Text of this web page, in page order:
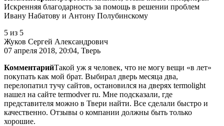
Искренняя благодарность за помощь в решении проблем
Ивану Набатову и Антону Полубинскому
5 из 5
Жуков Сергей Александрович
07 апреля 2018, 20:04, Тверь
КомментарийТакой уж я человек, что не могу вещи «в лет»
покупать как мой брат. Выбирал дверь месяца два,
перелопатил тучу сайтов, остановился на дверях termolight
нашел на сайте termodver ru. Мне подсказали, где
представителя можно в Твери найти. Все сделали быстро и
качественно. Отзывы о компании должны быть только
хорошие.